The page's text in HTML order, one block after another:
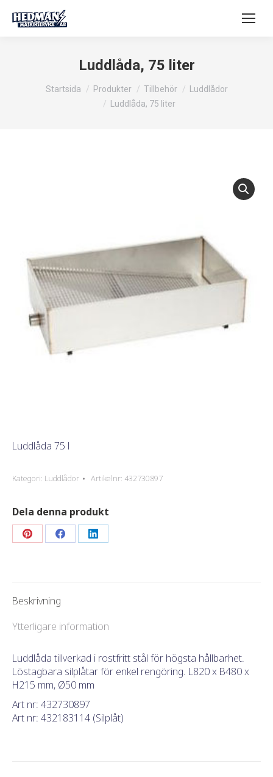
Luddlåda, 75 liter
Du är här:Startsida Produkter Tillbehör
Luddlådor
Luddlåda, 75 liter
Luddlåda 75 l
Kategori: Luddlådor Artikelnr: 432730897
Dela denna produkt
Dela
Dela
Dela
Beskrivning
Ytterligare information
Luddlåda tillverkad i rostfritt stål för högsta hållbarhet.
Löstagbara silplåtar för enkel rengöring. L820 x B480 x
H215 mm, Ø50 mm
Art nr: 432730897
Art nr: 432183114 (Silplåt)